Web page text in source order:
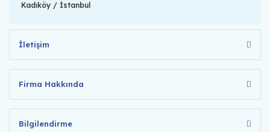
Kadıköy / İstanbul
İletişim
Firma Hakkında
Bilgilendirme